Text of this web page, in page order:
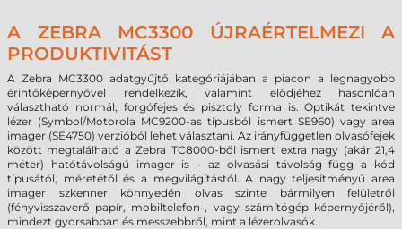
A ZEBRA MC3300 ÚJRAÉRTELMEZI A
PRODUKTIVITÁST
A Zebra MC3300 adatgyűjtő kategóriájában a piacon a legnagyobb
érintőképernyővel rendelkezik, valamint elődjéhez hasonlóan
választható normál, forgófejes és pisztoly forma is. Optikát tekintve
lézer (Symbol/Motorola MC9200-as típusból ismert SE960) vagy area
imager (SE4750) verzióból lehet választani. Az irányfüggetlen olvasófejek
között megtalálható a Zebra TC8000-ből ismert extra nagy (akár 21,4
méter) hatótávolságú imager is - az olvasási távolság függ a kód
típusától, méretétől és a megvilágítástól. A nagy teljesítményű area
imager szkenner könnyedén olvas szinte bármilyen felületről
(fényvisszaverő papír, mobiltelefon-, vagy számítógép képernyőjéről),
mindezt gyorsabban és messzebbről, mint a lézerolvasók.